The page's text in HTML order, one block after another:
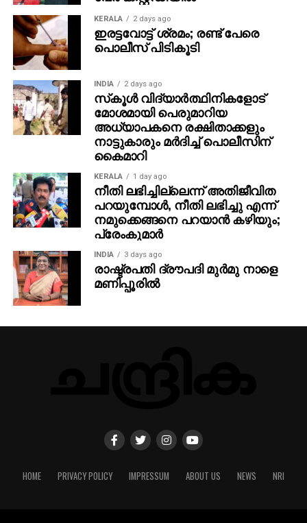
KERALA 2 days ago
ഇരട്ടവോട്ട് ശ്രമം; രണ്ട് പേരെ
പൊലീസ് പിടികൂടി
INDIA 2 days ago
സ്‌കൂള്‍ വിദ്യാര്‍ത്ഥിനികളോട്
മോശമായി പെരുമാറിയ
അധ്യാപകനെ രക്ഷിതാക്കളും
നാട്ടുകാരും മര്‍ദിച്ച് പൊലീസിന്
കൈമാറി
KERALA 1 day ago
നീതി ലഭിച്ചില്ലെന്ന് അതിജീവിത
പറയുമ്പോള്‍, നീതി ലഭിച്ചു എന്ന്
നമുക്കെങ്ങനെ പറയാന്‍ കഴിയും;
പ്രേംകുമാര്‍
INDIA 3 days ago
രാഷ്ട്രപതി ദ്രൗപദി മുർമു നാളെ
മണിപ്പൂരിൽ
HOME PRIVACY POLICY IMPRESSUM ABOUT US NEWS NRI